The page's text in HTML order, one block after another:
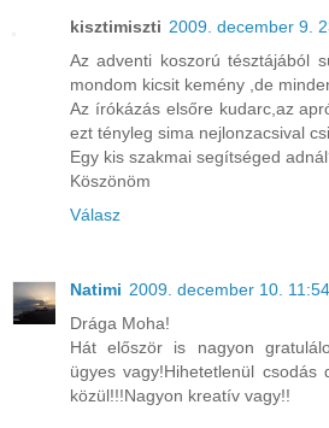
kisztimiszti 2009. december 9.
Az adventi koszorú tésztájából
mondom kicsit kemény ,de
Az írókázás elsőre kudarc,az
ezt tényleg sima nejlonzacsival
Egy kis szakmai segítséged
Köszönöm
Válasz
Natimi 2009. december 10. 11:54
Drága Moha!
Hát először is nagyon
ügyes vagy!Hihetetlenül
közül!!!Nagyon kreatív vagy!!